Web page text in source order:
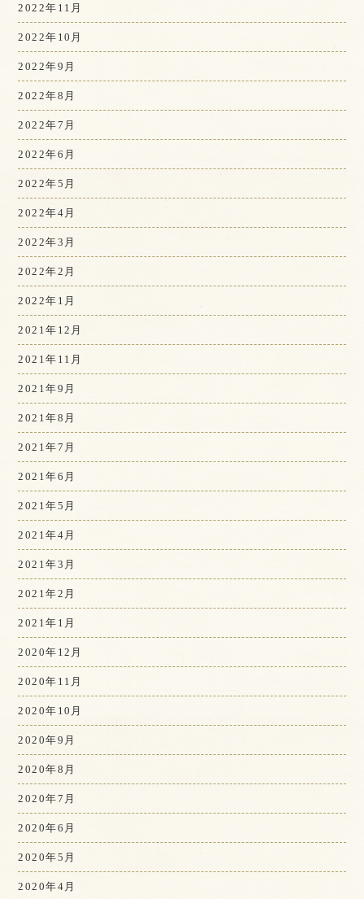
2022年11月
2022年10月
2022年9月
2022年8月
2022年7月
2022年6月
2022年5月
2022年4月
2022年3月
2022年2月
2022年1月
2021年12月
2021年11月
2021年9月
2021年8月
2021年7月
2021年6月
2021年5月
2021年4月
2021年3月
2021年2月
2021年1月
2020年12月
2020年11月
2020年10月
2020年9月
2020年8月
2020年7月
2020年6月
2020年5月
2020年4月